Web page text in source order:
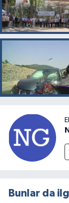
Bunlar da
Video
Yaşam
Yemek